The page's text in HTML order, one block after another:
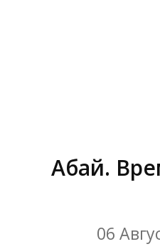
Абай.
06